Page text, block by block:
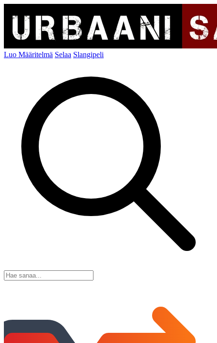
Luo Määritelmä Selaa Slangipeli